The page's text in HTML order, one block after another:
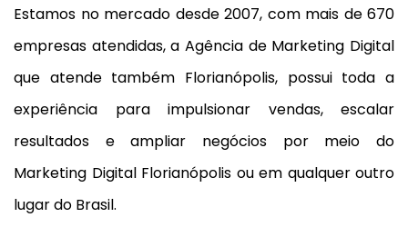
Estamos no mercado desde 2007, com mais de 670
empresas atendidas, a Agência de Marketing Digital
que atende também Florianópolis, possui toda a
experiência para impulsionar vendas, escalar
resultados e ampliar negócios por meio do
Marketing Digital Florianópolis ou em qualquer outro
lugar do Brasil.